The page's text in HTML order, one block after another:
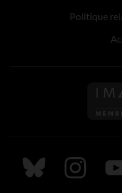
Politique
Suivez nous sur
Suivez